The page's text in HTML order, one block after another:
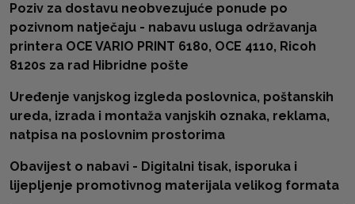
Poziv za dostavu neobvezujuće ponude po
pozivnom natječaju - nabavu usluga održavanja
printera OCE VARIO PRINT 6180, OCE 4110, Ricoh
8120s za rad Hibridne pošte
Uređenje vanjskog izgleda poslovnica, poštanskih
ureda, izrada i montaža vanjskih oznaka, reklama,
natpisa na poslovnim prostorima
Obavijest o nabavi - Digitalni tisak, isporuka i
lijepljenje promotivnog materijala velikog formata